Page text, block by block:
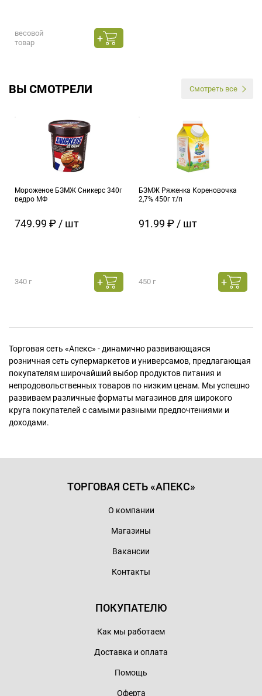
весовой
товар
ВЫ СМОТРЕЛИ Смотреть все
Мороженое БЗМЖ Сникерс 340г
ведро МФ
749.99 ₽ / шт
340 г
БЗМЖ Ряженка Кореновочка
2,7% 450г т/п
91.99 ₽ / шт
450 г
Торговая сеть «Апекс» - динамично развивающаяся
розничная сеть супермаркетов и универсамов, предлагающая
покупателям широчайший выбор продуктов питания и
непродовольственных товаров по низким ценам. Мы успешно
развиваем различные форматы магазинов для широкого
круга покупателей с самыми разными предпочтениями и
доходами.
ТОРГОВАЯ СЕТЬ «АПЕКС»
О компании
Магазины
Вакансии
Контакты
ПОКУПАТЕЛЮ
Как мы работаем
Доставка и оплата
Помощь
Оферта